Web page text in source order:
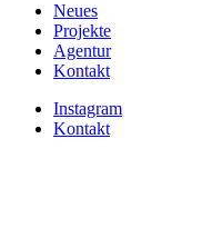
Neues
Projekte
Agentur
Kontakt
Instagram
Kontakt